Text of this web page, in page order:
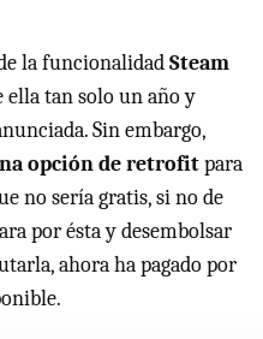
la funcionalidadSteam
ella tan solo un año y
Sin embargo,
opción de retrofitpara
no sería gratis, si no de
por ésta y desembolsar
ahora ha pagado por